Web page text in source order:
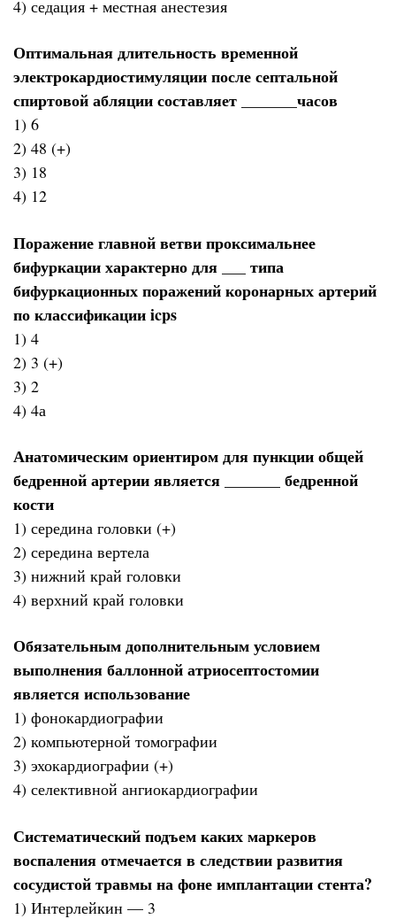
4) седация + местная анестезия
Оптимальная длительность временной
электрокардиостимуляции после септальной
спиртовой абляции составляет _______часов
1) 6
2) 48 (+)
3) 18
4) 12
Поражение главной ветви проксимальнее
бифуркации характерно для ___ типа
бифуркационных поражений коронарных артерий
по классификации icps
1) 4
2) 3 (+)
3) 2
4) 4а
Анатомическим ориентиром для пункции общей
бедренной артерии является _______ бедренной
кости
1) середина головки (+)
2) середина вертела
3) нижний край головки
4) верхний край головки
Обязательным дополнительным условием
выполнения баллонной атриосептостомии
является использование
1) фонокардиографии
2) компьютерной томографии
3) эхокардиографии (+)
4) селективной ангиокардиографии
Систематический подъем каких маркеров
воспаления отмечается в следствии развития
сосудистой травмы на фоне имплантации стента?
1) Интерлейкин — 3